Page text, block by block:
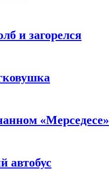
и загорелся
«Мерседесе»
автобус